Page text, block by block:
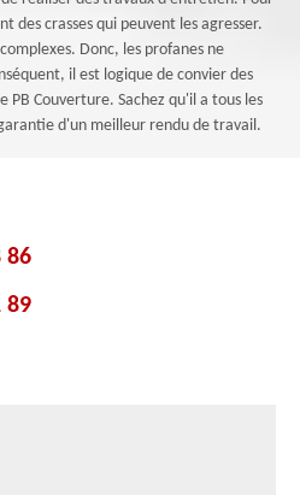
des crasses qui peuvent les agresser.
Donc, les profanes ne
il est logique de convier des
Couverture. Sachez qu'il a tous les
d'un meilleur rendu de travail.
86
89